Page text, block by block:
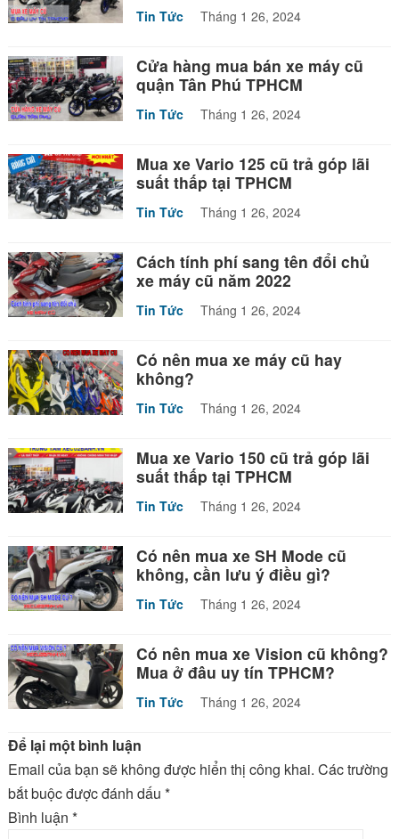
Tin Tức Tháng 1 26, 2024
Cửa hàng mua bán xe máy cũ
quận Tân Phú TPHCM
Tin Tức Tháng 1 26, 2024
Mua xe Vario 125 cũ trả góp lãi
suất thấp tại TPHCM
Tin Tức Tháng 1 26, 2024
Cách tính phí sang tên đổi chủ
xe máy cũ năm 2022
Tin Tức Tháng 1 26, 2024
Có nên mua xe máy cũ hay
không?
Tin Tức Tháng 1 26, 2024
Mua xe Vario 150 cũ trả góp lãi
suất thấp tại TPHCM
Tin Tức Tháng 1 26, 2024
Có nên mua xe SH Mode cũ
không, cần lưu ý điều gì?
Tin Tức Tháng 1 26, 2024
Có nên mua xe Vision cũ không?
Mua ở đâu uy tín TPHCM?
Tin Tức Tháng 1 26, 2024
Để lại một bình luận
Email của bạn sẽ không được hiển thị công khai. Các trường
bắt buộc được đánh dấu *
Bình luận *